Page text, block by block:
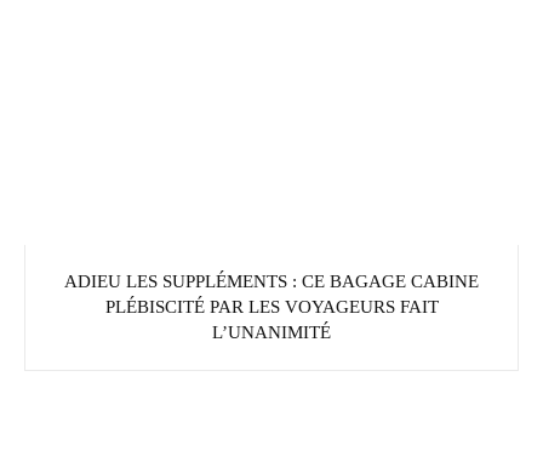
ADIEU LES SUPPLÉMENTS : CE BAGAGE CABINE
PLÉBISCITÉ PAR LES VOYAGEURS FAIT
L’UNANIMITÉ